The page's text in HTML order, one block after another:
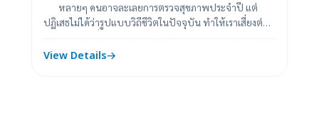
หลายๆ คนอาจละเลยการตรวจสุขภาพประจำปี แต่
ปฏิเสธไม่ได้ว่ารูปแบบวิถีชีวิตในปัจจุบัน ทำให้เราเสี่ยงต่อ
View Details